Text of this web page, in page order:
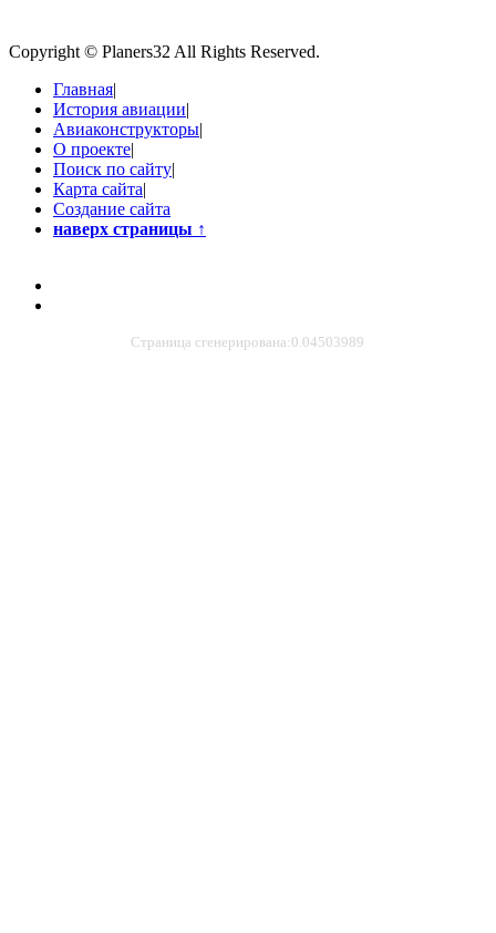
Copyright © Planers32 All Rights Reserved.
Главная|
История авиации|
Авиаконструкторы|
О проекте|
Поиск по сайту|
Карта сайта|
Создание сайта
наверх страницы ↑
Страница сгенерирована:0.04503989